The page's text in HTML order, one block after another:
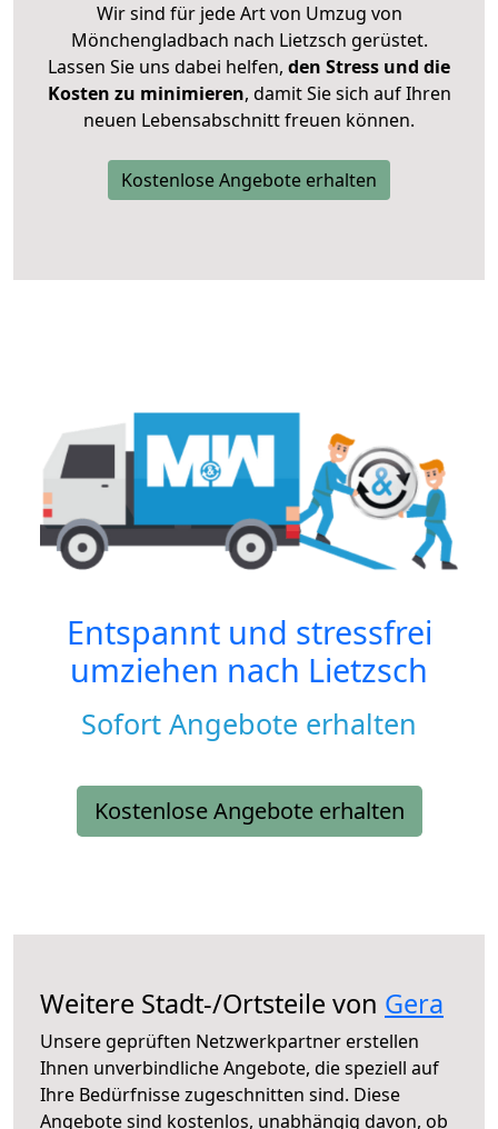
Wir sind für jede Art von Umzug von
Mönchengladbach nach Lietzsch gerüstet.
Lassen Sie uns dabei helfen, den Stress und die
Kosten zu minimieren, damit Sie sich auf Ihren
neuen Lebensabschnitt freuen können.
Kostenlose Angebote erhalten
Entspannt und stressfrei
umziehen nach Lietzsch
Sofort Angebote erhalten
Kostenlose Angebote erhalten
Weitere Stadt-/Ortsteile von Gera
Unsere geprüften Netzwerkpartner erstellen
Ihnen unverbindliche Angebote, die speziell auf
Ihre Bedürfnisse zugeschnitten sind. Diese
Angebote sind kostenlos, unabhängig davon, ob